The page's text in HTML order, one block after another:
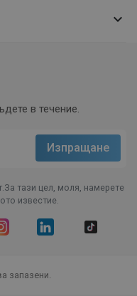

в течение.
тази цел, моля, намерете
известие.
запазени.